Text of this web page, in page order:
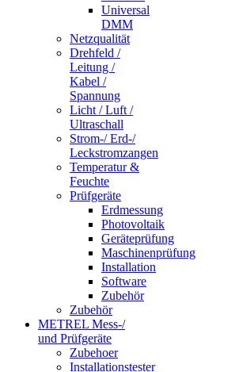
Universal
DMM
Netzqualität
Drehfeld /
Leitung /
Kabel /
Spannung
Licht / Luft /
Ultraschall
Strom-/ Erd-/
Leckstromzangen
Temperatur &
Feuchte
Prüfgeräte
Erdmessung
Photovoltaik
Geräteprüfung
Maschinenprüfung
Installation
Software
Zubehör
Zubehör
METREL Mess-/
und Prüfgeräte
Zubehoer
Installationstester